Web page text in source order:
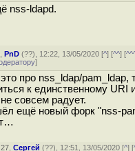
nss-ldapd.
,PnD (??), 12:22, 13/05/2020 [^] [^^] [
]
про nss_ldap/pam_ldap,
к единственному URI
совсем радует.
ещё новый форк "nss-
,Сергей (??), 12:51, 13/05/2020 [^] [